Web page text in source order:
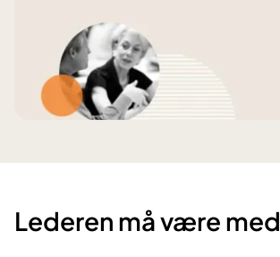
Lederen må være med